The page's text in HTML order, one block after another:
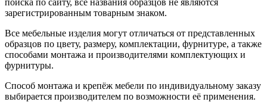
зарегистрированным товарным знаком.
Все мебельные изделия могут отличаться от представленных
образцов по цвету, размеру, комплектации, фурнитуре, а также
способами монтажа и производителями комплектующих и
фурнитуры.
Способ монтажа и крепёж мебели по индивидуальному заказу
выбирается производителем по возможности её применения.